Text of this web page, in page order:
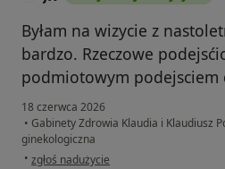
Byłam na wizycie z
bardzo. Rzeczowe
podmiotowym podejsciem
18 czerwca 2026
• Gabinety Zdrowia Klaudia i Klaudiusz
ginekologiczna
• w opinii użytkownika JK
zgłoś nadużycie